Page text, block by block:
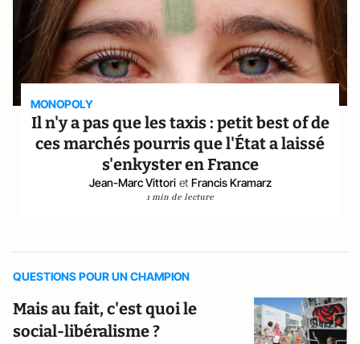
MONOPOLY
Il n'y a pas que les taxis : petit best of de
ces marchés pourris que l'État a laissé
s'enkyster en France
Jean-Marc Vittori et Francis Kramarz
1 min de lecture
QUESTIONS POUR UN CHAMPION
Mais au fait, c'est quoi le
social-libéralisme ?